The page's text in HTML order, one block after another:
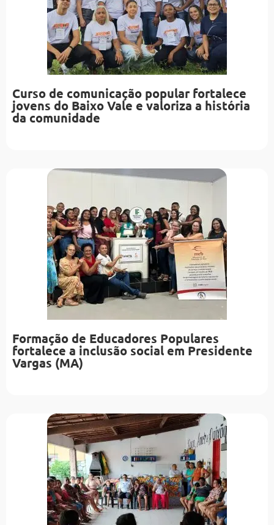
Curso de comunicação popular fortalece
jovens do Baixo Vale e valoriza a história
da comunidade
Formação de Educadores Populares
fortalece a inclusão social em Presidente
Vargas (MA)